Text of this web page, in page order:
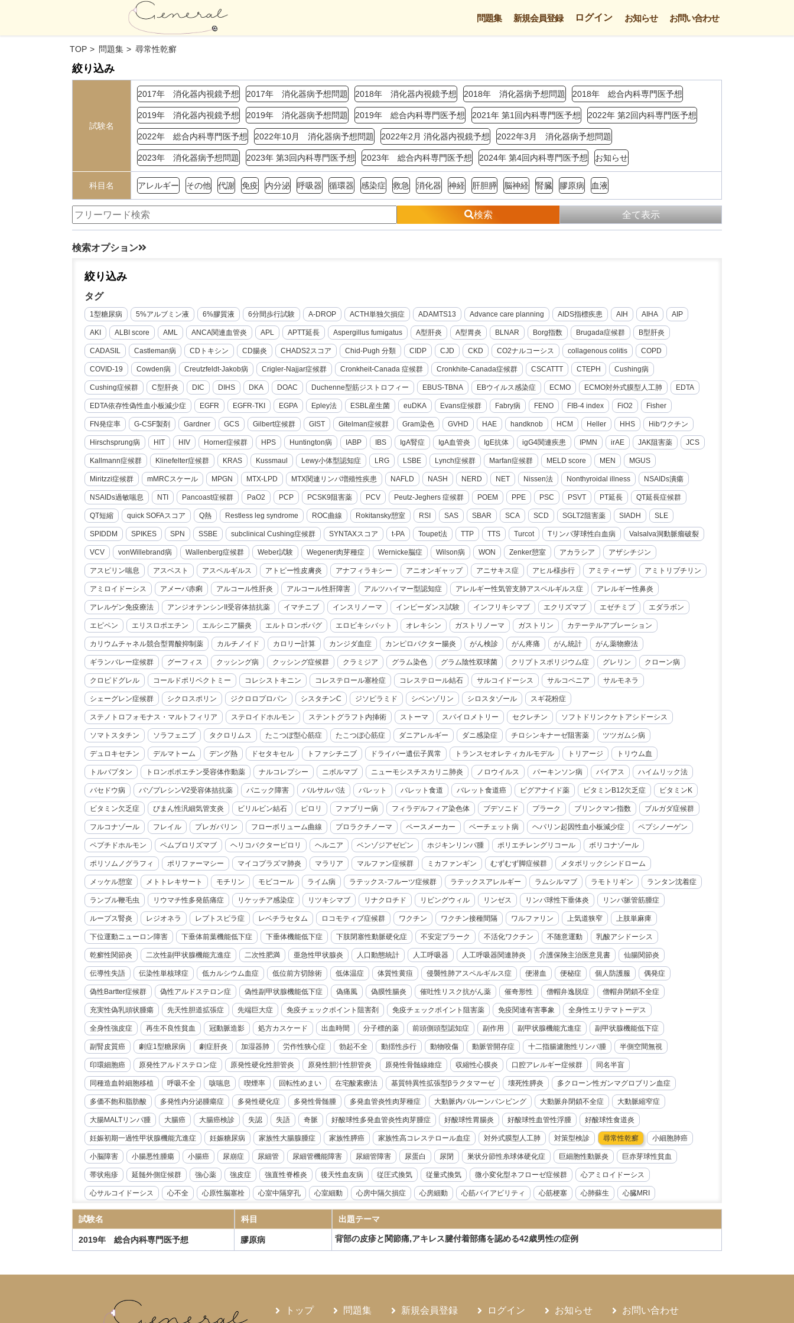
問題集 新規会員登録 ログイン お知らせ お問い合わせ
TOP 問題集 尋常性乾癬
絞り込み
試験名
2017年 消化器内視鏡予想 2017年 消化器病予想問題 2018年 消化器内視鏡予想 2018年 消化器病予想問題 2018年 総合内科専門医予想
2019年 消化器内視鏡予想 2019年 消化器病予想問題 2019年 総合内科専門医予想 2021年 第1回内科専門医予想 2022年 第2回内科専門医予想
2022年 総合内科専門医予想 2022年10月 消化器病予想問題 2022年2月 消化器内視鏡予想 2022年3月 消化器病予想問題
2023年 消化器病予想問題 2023年 第3回内科専門医予想 2023年 総合内科専門医予想 2024年 第4回内科専門医予想 お知らせ
科目名 アレルギー その他 代謝 免疫 内分泌 呼吸器 循環器 感染症 救急 消化器 神経 肝胆膵 脳神経 腎臓 膠原病 血液
検索 全て表示
検索オプション
絞り込み
タグ
1型糖尿病 5%アルブミン液 6%膠質液 6分間歩行試験 A-DROP ACTH単独欠損症 ADAMTS13 Advance care planning AIDS指標疾患 AIH AIHA AIP
AKI ALBI score AML ANCA関連血管炎 APL APTT延長 Aspergillus fumigatus A型肝炎 A型胃炎 BLNAR Borg指数 Brugada症候群 B型肝炎
CADASIL Castleman病 CDトキシン CD腸炎 CHADS2スコア Chid-Pugh 分類 CIDP CJD CKD CO2ナルコーシス collagenous colitis COPD
COVID-19 Cowden病 Creutzfeldt-Jakob病 Crigler-Najjar症候群 Cronkheit-Canada 症候群 Cronkhite-Canada症候群 CSCATTT CTEPH Cushing病
Cushing症候群 C型肝炎 DIC DIHS DKA DOAC Duchenne型筋ジストロフィー EBUS-TBNA EBウイルス感染症 ECMO ECMO対外式膜型人工肺 EDTA
EDTA依存性偽性血小板減少症 EGFR EGFR-TKI EGPA Epley法 ESBL産生菌 euDKA Evans症候群 Fabry病 FENO FIB-4 index FiO2 Fisher
FN発症率 G-CSF製剤 Gardner GCS Gilbert症候群 GIST Gitelman症候群 Gram染色 GVHD HAE handknob HCM Heller HHS Hibワクチン
Hirschsprung病 HIT HIV Horner症候群 HPS Huntington病 IABP IBS IgA腎症 IgA血管炎 IgE抗体 igG4関連疾患 IPMN irAE JAK阻害薬 JCS
Kallmann症候群 Klinefelter症候群 KRAS Kussmaul Lewy小体型認知症 LRG LSBE Lynch症候群 Marfan症候群 MELD score MEN MGUS
Miritzzi症候群 mMRCスケール MPGN MTX-LPD MTX関連リンパ増殖性疾患 NAFLD NASH NERD NET Nissen法 Nonthyroidal illness NSAIDs潰瘍
NSAIDs過敏喘息 NTI Pancoast症候群 PaO2 PCP PCSK9阻害薬 PCV Peutz-Jeghers 症候群 POEM PPE PSC PSVT PT延長 QT延長症候群
QT短縮 quick SOFAスコア Q熱 Restless leg syndrome ROC曲線 Rokitansky憩室 RSI SAS SBAR SCA SCD SGLT2阻害薬 SIADH SLE
SPIDDM SPIKES SPN SSBE subclinical Cushing症候群 SYNTAXスコア t-PA Toupet法 TTP TTS Turcot Tリンパ芽球性白血病 Valsalva洞動脈瘤破裂
VCV vonWillebrand病 Wallenberg症候群 Weber試験 Wegener肉芽種症 Wernicke脳症 Wilson病 WON Zenker憩室 アカラシア アザシチジン
アスピリン喘息 アスベスト アスペルギルス アトピー性皮膚炎 アナフィラキシー アニオンギャップ アニサキス症 アヒル様歩行 アミティーザ アミトリプチリン
アミロイドーシス アメーバ赤痢 アルコール性肝炎 アルコール性肝障害 アルツハイマー型認知症 アレルギー性気管支肺アスペルギルス症 アレルギー性鼻炎
アレルゲン免疫療法 アンジオテンシンII受容体拮抗薬 イマチニブ インスリノーマ インピーダンス試験 インフリキシマブ エクリズマブ エゼチミブ エダラボン
エピペン エリスロポエチン エルシニア腸炎 エルトロンボパグ エロビキシバット オレキシン ガストリノーマ ガストリン カテーテルアブレーション
カリウムチャネル競合型胃酸抑制薬 カルチノイド カロリー計算 カンジダ血症 カンピロバクター腸炎 がん検診 がん疼痛 がん統計 がん薬物療法
ギランバレー症候群 グーフィス クッシング病 クッシング症候群 クラミジア グラム染色 グラム陰性双球菌 クリプトスポリジウム症 グレリン クローン病
クロピドグレル コールドポリペクトミー コレシストキニン コレステロール塞栓症 コレステロール結石 サルコイドーシス サルコペニア サルモネラ
シェーグレン症候群 シクロスポリン ジクロロプロパン シスタチンC ジソピラミド シベンゾリン シロスタゾール スギ花粉症
ステノトロフォモナス・マルトフィリア ステロイドホルモン ステントグラフト内挿術 ストーマ スパイロメトリー セクレチン ソフトドリンクケトアシドーシス
ソマトスタチン ソラフェニブ タクロリムス たこつぼ型心筋症 たこつぼ心筋症 ダニアレルギー ダニ感染症 チロシンキナーゼ阻害薬 ツツガムシ病
デュロキセチン デルマトーム デング熱 ドセタキセル トファシチニブ ドライバー遺伝子異常 トランスセオレティカルモデル トリアージ トリウム血
トルバプタン トロンボポエチン受容体作動薬 ナルコレプシー ニボルマブ ニューモシスチスカリニ肺炎 ノロウイルス パーキンソン病 バイアス ハイムリック法
バセドウ病 バゾプレシンV2受容体拮抗薬 パニック障害 バルサルバ法 バレット バレット食道 バレット食道癌 ビグアナイド薬 ビタミンB12欠乏症 ビタミンK
ビタミン欠乏症 びまん性汎細気管支炎 ビリルビン結石 ピロリ ファブリー病 フィラデルフィア染色体 ブデソニド プラーク ブリンクマン指数 ブルガダ症候群
フルコナゾール フレイル プレガバリン フローボリューム曲線 プロラクチノーマ ペースメーカー ベーチェット病 ヘパリン起因性血小板減少症 ペプシノーゲン
ペプチドホルモン ペムブロリズマブ ヘリコバクターピロリ ヘルニア ベンゾジアゼピン ホジキンリンパ腫 ポリエチレングリコール ボリコナゾール
ポリソムノグラフィ ポリファーマシー マイコプラズマ肺炎 マラリア マルファン症候群 ミカファンギン むずむず脚症候群 メタボリックシンドローム
メッケル憩室 メトトレキサート モチリン モビコール ライム病 ラテックス-フルーツ症候群 ラテックスアレルギー ラムシルマブ ラモトリギン ランタン沈着症
ランブル鞭毛虫 リウマチ性多発筋痛症 リケッチア感染症 リツキシマブ リナクロチド リビングウィル リンゼス リンパ球性下垂体炎 リンパ脈管筋腫症
ループス腎炎 レジオネラ レプトスピラ症 レベチラセタム ロコモティブ症候群 ワクチン ワクチン接種間隔 ワルファリン 上気道狭窄 上肢単麻痺
下位運動ニューロン障害 下垂体前葉機能低下症 下垂体機能低下症 下肢閉塞性動脈硬化症 不安定プラーク 不活化ワクチン 不随意運動 乳酸アシドーシス
乾癬性関節炎 二次性副甲状腺機能亢進症 二次性肥満 亜急性甲状腺炎 人口動態統計 人工呼吸器 人工呼吸器関連肺炎 介護保険主治医意見書 仙腸関節炎
伝導性失語 伝染性単核球症 低カルシウム血症 低位前方切除術 低体温症 体質性黄疸 侵襲性肺アスペルギルス症 便潜血 便秘症 個人防護服 偶発症
偽性Bartter症候群 偽性アルドステロン症 偽性副甲状腺機能低下症 偽痛風 偽膜性腸炎 催吐性リスク抗がん薬 催奇形性 僧帽弁逸脱症 僧帽弁閉鎖不全症
充実性偽乳頭状腫瘍 先天性胆道拡張症 先端巨大症 免疫チェックポイント阻害剤 免疫チェックポイント阻害薬 免疫関連有害事象 全身性エリテマトーデス
全身性強皮症 再生不良性貧血 冠動脈造影 処方カスケード 出血時間 分子標的薬 前頭側頭型認知症 副作用 副甲状腺機能亢進症 副甲状腺機能低下症
副腎皮質癌 劇症1型糖尿病 劇症肝炎 加湿器肺 労作性狭心症 勃起不全 動揺性歩行 動物咬傷 動脈管開存症 十二指腸濾胞性リンパ腫 半側空間無視
印環細胞癌 原発性アルドステロン症 原発性硬化性胆管炎 原発性胆汁性胆管炎 原発性骨髄線維症 収縮性心膜炎 口腔アレルギー症候群​​ 同名半盲
同種造血幹細胞移植 呼吸不全 咳喘息 喫煙率 回転性めまい 在宅酸素療法 基質特異性拡張型βラクタマーゼ 壊死性膵炎 多クローン性ガンマグロブリン血症
多価不飽和脂肪酸 多発性内分泌腫瘍症 多発性硬化症 多発性骨髄腫 多発血管炎性肉芽種症 大動脈内バルーンパンピング 大動脈弁閉鎖不全症 大動脈縮窄症
大腸MALTリンパ腫 大腸癌 大腸癌検診 失認 失語 奇脈 好酸球性多発血管炎性肉芽腫症 好酸球性胃腸炎 好酸球性血管性浮腫 好酸球性食道炎
妊娠初期一過性甲状腺機能亢進症 妊娠糖尿病 家族性大腸腺腫症 家族性膵癌 家族性高コレステロール血症 対外式膜型人工肺 対策型検診 尋常性乾癬 小細胞肺癌
小脳障害 小腸悪性腫瘍 小腸癌 尿崩症 尿細管 尿細管機能障害 尿細管障害 尿蛋白 尿閉 巣状分節性糸球体硬化症 巨細胞性動脈炎 巨赤芽球性貧血
帯状疱疹 延髄外側症候群 強心薬 強皮症 強直性脊椎炎 後天性血友病 従圧式換気 従量式換気 微小変化型ネフローゼ症候群 心アミロイドーシス
心サルコイドーシス 心不全 心原性脳塞栓 心室中隔穿孔 心室細動 心房中隔欠損症 心房細動 心筋バイアビリティ 心筋梗塞 心肺蘇生 心臓MRI
心臓リハビリテーション 心臓冠動脈CT 心臓超音波検査 急性リンパ性白血病 急性上腸管脈動脈閉塞症 急性前立腺炎 急性前骨髄性白血病 急性大動脈解離
急性好酸球性肺炎 急性心筋炎 急性心膜炎 急性溶血性輸血副作用 急性肝不全 急性胆嚢炎 急性胆管炎 急性腎盂腎炎 急性腎障害 急性膵炎 急性虫垂炎
抗IL-6受容体抗体
指定難病 播種性帯状疱疹 播種性血管内凝固症候群
試験名 科目 出題テーマ
2019年 総合内科専門医予想 膠原病 背部の皮疹と関節痛,アキレス腱付着部痛を認める42歳男性の症例
トップ 問題集 新規会員登録 ログイン お知らせ お問い合わせ